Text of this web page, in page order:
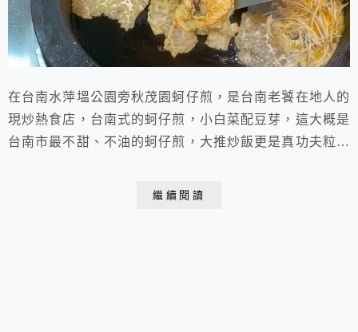
在台南水萍塭公園旁秋茂園蚵仔煎，是台南老饕在地人的
現炒熱食店，台南式的蚵仔煎，小白菜配豆芽，這大概是
台南市最不甜、不油的蚵仔煎，大推炒飯更是真功夫粒粒
繼續閱讀